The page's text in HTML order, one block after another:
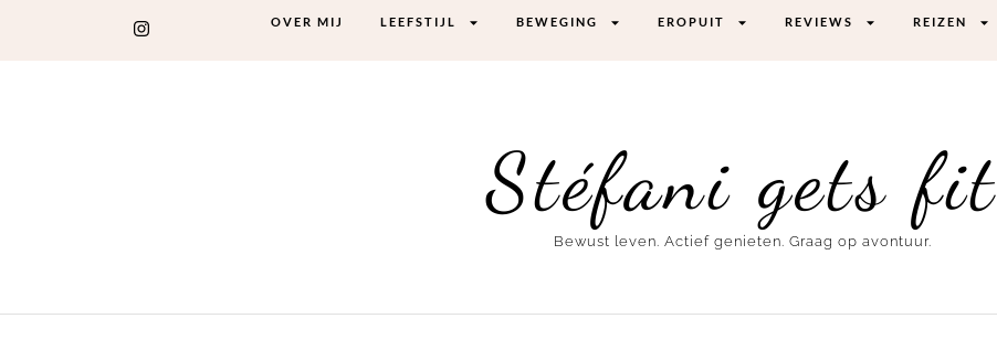
OVER MIJ LEEFSTIJL BEWEGING EROPUIT REVIEWS REIZEN
Stéfani gets fit
Bewust leven. Actief genieten. Graag op avontuur.